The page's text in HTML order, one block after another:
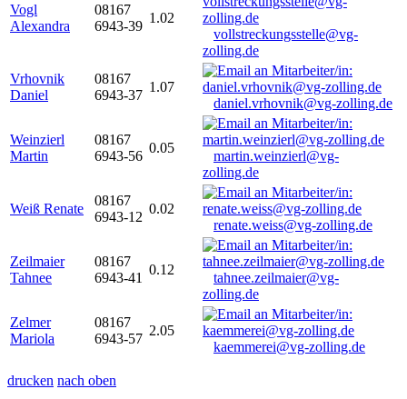
Vogl
Alexandra
08167
6943-39
1.02
vollstreckungsstelle@vg-
zolling.de
Vrhovnik
Daniel
08167
6943-37
1.07
daniel.vrhovnik@vg-zolling.de
Weinzierl
Martin
08167
6943-56
0.05
martin.weinzierl@vg-
zolling.de
Weiß Renate
08167
6943-12
0.02
renate.weiss@vg-zolling.de
Zeilmaier
Tahnee
08167
6943-41
0.12
tahnee.zeilmaier@vg-
zolling.de
Zelmer
Mariola
08167
6943-57
2.05
kaemmerei@vg-zolling.de
drucken nach oben